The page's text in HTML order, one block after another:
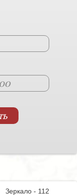
Зеркало - 112